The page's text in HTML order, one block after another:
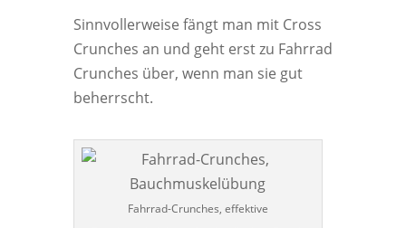
Sinnvollerweise fängt man mit Cross
Crunches an und geht erst zu Fahrrad
Crunches über, wenn man sie gut
beherrscht.
Fahrrad-Crunches, effektive